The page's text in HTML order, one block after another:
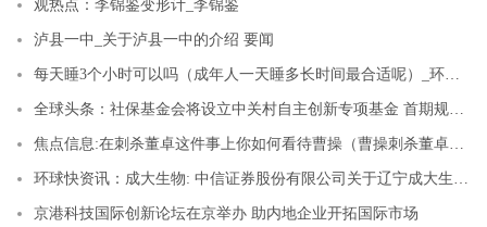
观热点：李锦鉴变形计_李锦鉴
泸县一中_关于泸县一中的介绍 要闻
每天睡3个小时可以吗（成年人一天睡多长时间最合适呢）_环球短讯
全球头条：社保基金会将设立中关村自主创新专项基金 首期规模50亿元
焦点信息:在刺杀董卓这件事上你如何看待曹操（曹操刺杀董卓失败后被谁拿住简介介绍）
环球快资讯：成大生物: 中信证券股份有限公司关于辽宁成大生物股份有限公司核心技术人员离职的核查意见
京港科技国际创新论坛在京举办 助内地企业开拓国际市场